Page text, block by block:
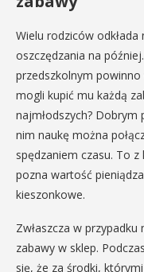
Wielu rodziców
oszczędzania na
przedszkolnym
mogli kupić mu każdą
najmłodszych? Dobrym
nim naukę można
spędzaniem czasu. To
pozna wartość
kieszonkowe.
Zwłaszcza w
zabawy w sklep.
się, że za środki,